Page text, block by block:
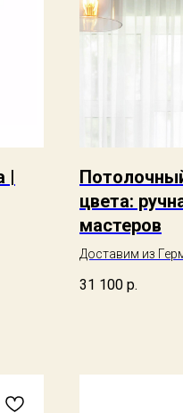
|
цвета:
мастеров
Доставим из
31 100 р.